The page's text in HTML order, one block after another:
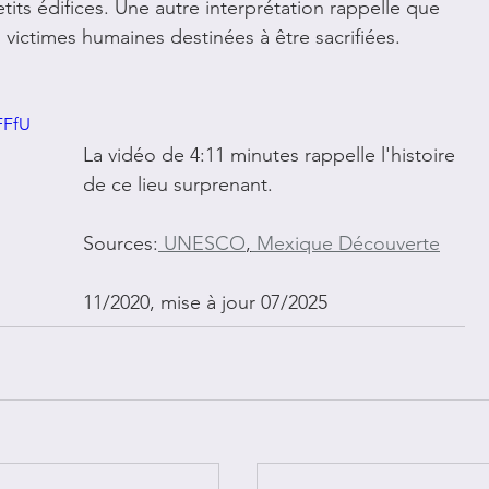
édifices. Une autre interprétation rappelle que
humaines destinées à être sacrifiées.
La vidéo de 4:11 minutes rappelle l'histoire
de ce lieu surprenant.
Sources: UNESCO, Mexique Découverte
11/2020, mise à jour 07/2025